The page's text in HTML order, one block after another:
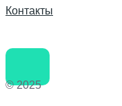
Контакты
© 2025